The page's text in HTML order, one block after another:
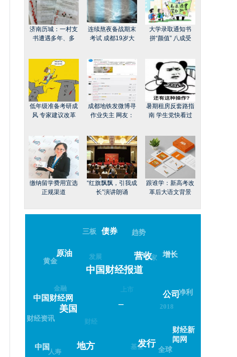
济南历城：一村支
书遭遇多年、多
连续熬夜备战期末
考试 成都19岁大
大学录取通知书
拼“颜值” 八成受
低年级准备考研成
风 专家建议改革
成都地铁发微博寻
作业失主 网友：
暑期租房反套路指
南 学生党快看过
缴纳留学费用宜选
正规渠道
“红旗飘飘，引我成
长”演讲朗诵
跟谁学：新高考改
革后大语文背景
中国 地方
美国
中国财经网
财经资讯
人寿
发行
–
中国财经报道
原油
黄金
金融
财经
基金 全球
财经新
闻网
公司
营收
债券
三板
发展
上市
2018
净利
增长
趋势
专家